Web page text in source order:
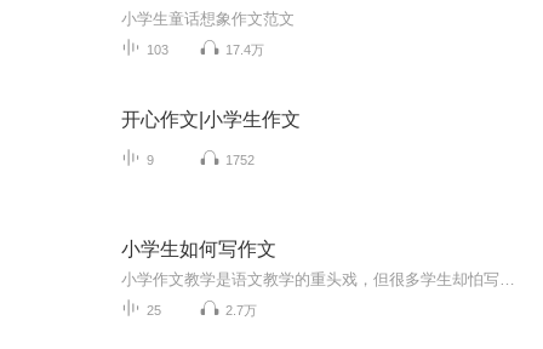
小学生童话想象作文范文
103 17.4万
开心作文|小学生作文
9 1752
小学生如何写作文
25 2.7万